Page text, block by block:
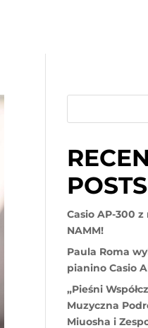
POSTS
Casio AP-300
NAMM!
Paula Roma
pianino Casio
„Pieśni
Muzyczna
Miuosha i